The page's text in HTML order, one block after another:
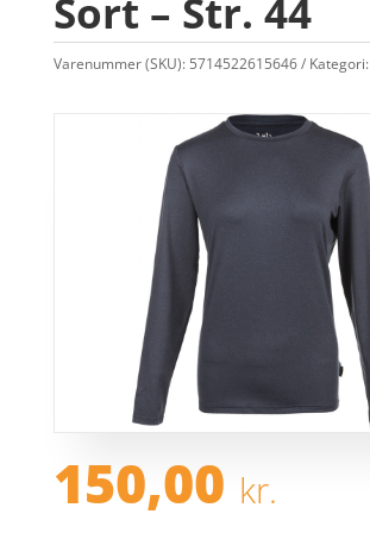
Sort – Str. 44
Varenummer (SKU): 5714522615646 Kategori:
150,00 kr.